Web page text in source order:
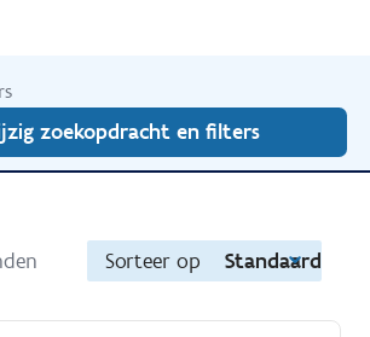
zoekopdracht en filters
Sorteer op Standaard